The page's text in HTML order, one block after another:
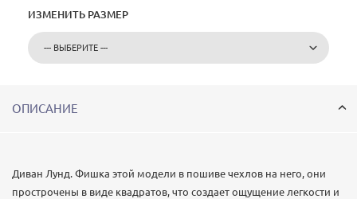
ИЗМЕНИТЬ РАЗМЕР
ОПИСАНИЕ
Диван Лунд. Фишка этой модели в пошиве чехлов на него, они
прострочены в виде квадратов, что создает ощущение легкости и